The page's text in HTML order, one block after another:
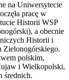
na Uniwersytecie
pracę w
Historii WSP
a obecnie
Historii i
polskim,
i Wielkopolski,
średnich.